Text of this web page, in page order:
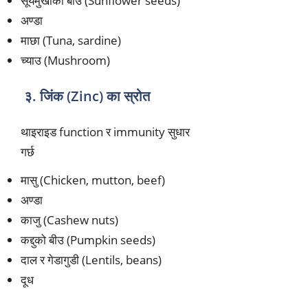
अण्डा
माछा (Tuna, sardine)
च्याउ (Mushroom)
३. जिंक (Zinc) का स्रोत
थाइराइड function र immunity सुधार
गर्छ
मासु (Chicken, mutton, beef)
अण्डा
काजु (Cashew nuts)
कद्दुको बीउ (Pumpkin seeds)
दाल र गेडागुडी (Lentils, beans)
दूध